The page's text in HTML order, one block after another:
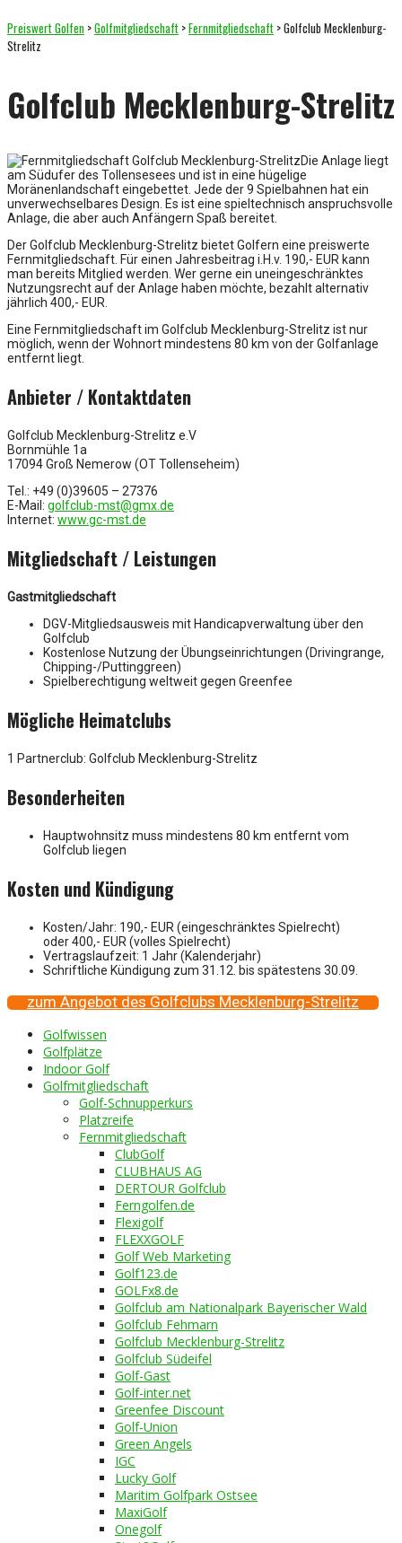
Preiswert Golfen >Golfmitgliedschaft >Fernmitgliedschaft >Golfclub Mecklenburg-
Strelitz
Golfclub Mecklenburg-Strelitz
Die Anlage liegt
am Südufer des Tollensesees und ist in eine hügelige
Moränenlandschaft eingebettet. Jede der 9 Spielbahnen hat ein
unverwechselbares Design. Es ist eine spieltechnisch anspruchsvolle
Anlage, die aber auch Anfängern Spaß bereitet.
Der Golfclub Mecklenburg-Strelitz bietet Golfern eine preiswerte
Fernmitgliedschaft. Für einen Jahresbeitrag i.H.v. 190,- EUR kann
man bereits Mitglied werden. Wer gerne ein uneingeschränktes
Nutzungsrecht auf der Anlage haben möchte, bezahlt alternativ
jährlich 400,- EUR.
Eine Fernmitgliedschaft im Golfclub Mecklenburg-Strelitz ist nur
möglich, wenn der Wohnort mindestens 80 km von der Golfanlage
entfernt liegt.
Anbieter / Kontaktdaten
Golfclub Mecklenburg-Strelitz e.V
Bornmühle 1a
17094 Groß Nemerow (OT Tollenseheim)
Tel.: +49 (0)39605 – 27376
E-Mail: golfclub-mst@gmx.de
Internet: www.gc-mst.de
Mitgliedschaft / Leistungen
Gastmitgliedschaft
DGV-Mitgliedsausweis mit Handicapverwaltung über den
Golfclub
Kostenlose Nutzung der Übungseinrichtungen (Drivingrange,
Chipping-/Puttinggreen)
Spielberechtigung weltweit gegen Greenfee
Mögliche Heimatclubs
1 Partnerclub: Golfclub Mecklenburg-Strelitz
Besonderheiten
Hauptwohnsitz muss mindestens 80 km entfernt vom
Golfclub liegen
Kosten und Kündigung
Kosten/Jahr: 190,- EUR (eingeschränktes Spielrecht)
oder 400,- EUR (volles Spielrecht)
Vertragslaufzeit: 1 Jahr (Kalenderjahr)
Schriftliche Kündigung zum 31.12. bis spätestens 30.09.
zum Angebot des Golfclubs Mecklenburg-Strelitz
Golfwissen
Golfplätze
Indoor Golf
Golfmitgliedschaft
Golf-Schnupperkurs
Platzreife
Fernmitgliedschaft
ClubGolf
CLUBHAUS AG
DERTOUR Golfclub
Ferngolfen.de
Flexigolf
FLEXXGOLF
Golf Web Marketing
Golf123.de
GOLFx8.de
Golfclub am Nationalpark Bayerischer Wald
Golfclub Fehmarn
Golfclub Mecklenburg-Strelitz
Golfclub Südeifel
Golf-Gast
Golf-inter.net
Greenfee Discount
Golf-Union
Green Angels
IGC
Lucky Golf
Maritim Golfpark Ostsee
MaxiGolf
Onegolf